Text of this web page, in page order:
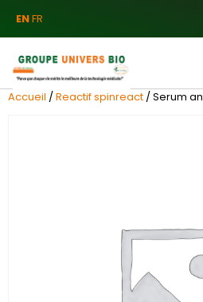
ENFR
Accueil /Reactif spinreact / Serum